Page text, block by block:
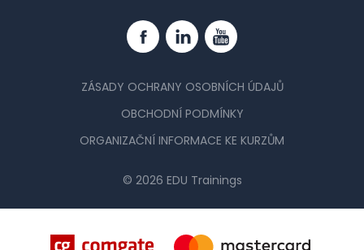
FacebookLinkedinYouTube
ZÁSADY OCHRANY OSOBNÍCH ÚDAJŮ
OBCHODNÍ PODMÍNKY
ORGANIZAČNÍ INFORMACE KE KURZŮM
© 2026 EDU Trainings